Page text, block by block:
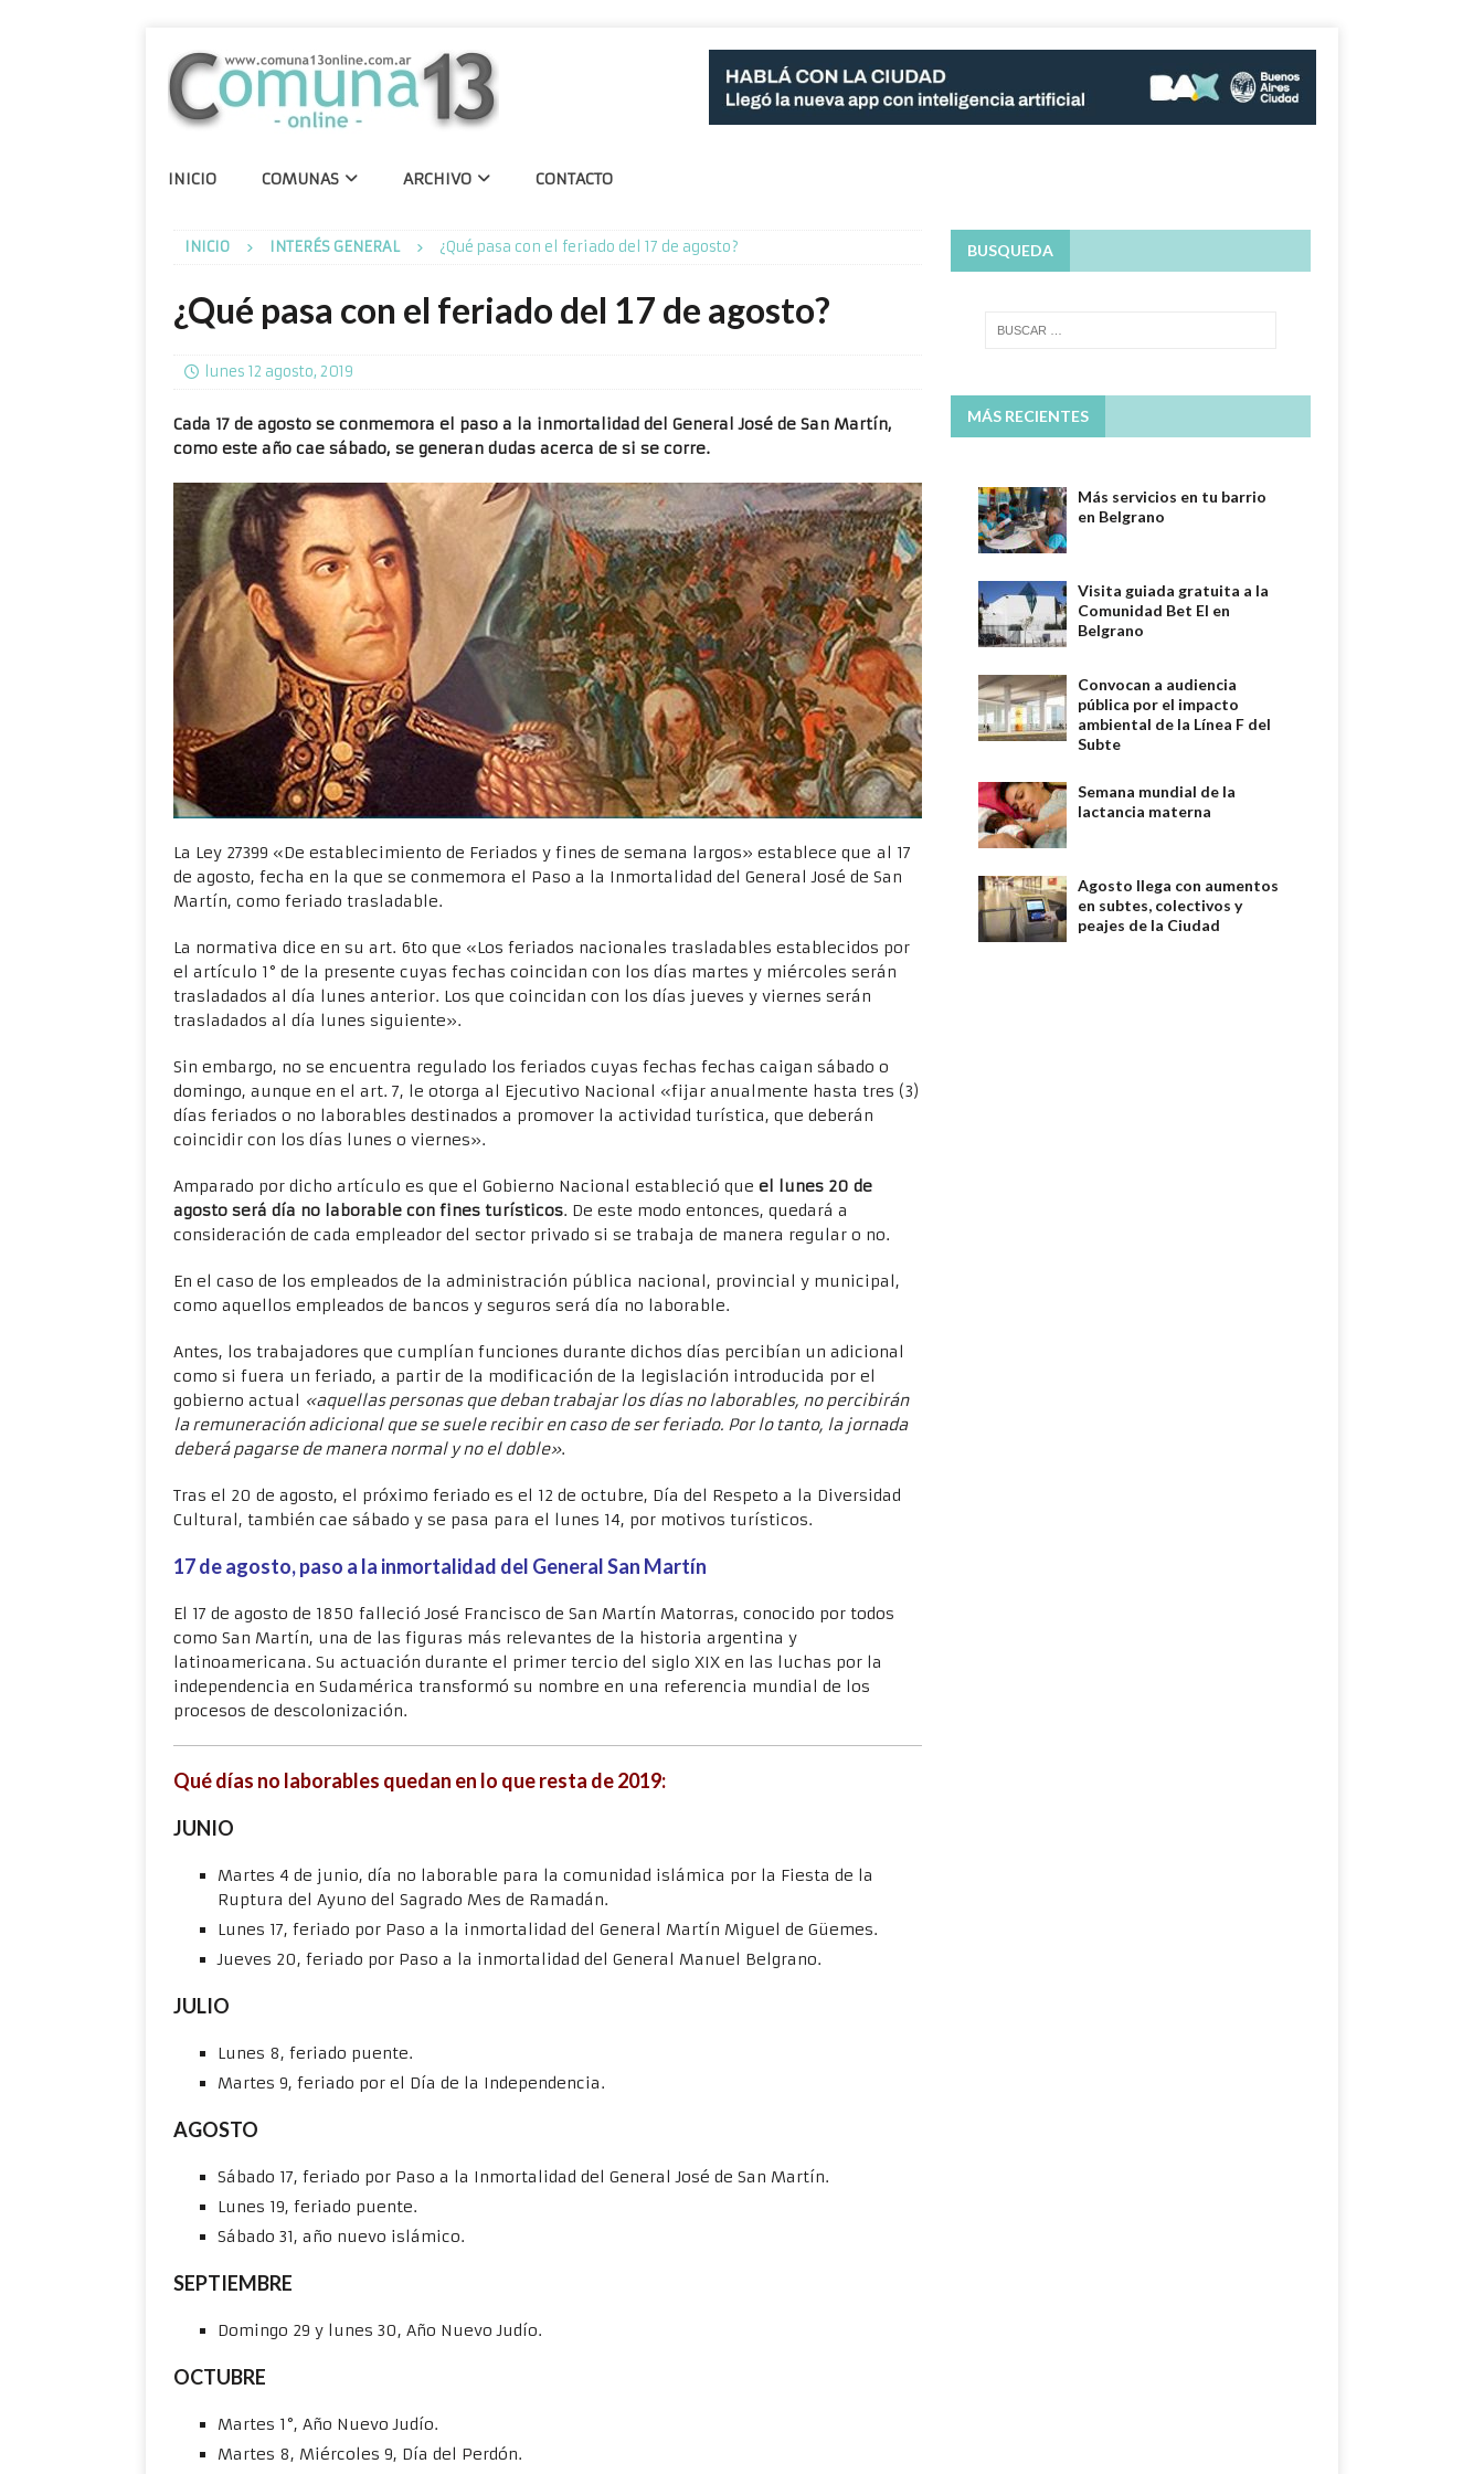
INICIO COMUNAS ARCHIVO CONTACTO
INICIO INTERÉS GENERAL ¿Qué pasa con el feriado del 17 de agosto?
¿Qué pasa con el feriado del 17 de agosto?
lunes 12 agosto, 2019
Cada 17 de agosto se conmemora el paso a la inmortalidad del General José de San Martín,
como este año cae sábado, se generan dudas acerca de si se corre.
La Ley 27399 «De establecimiento de Feriados y fines de semana largos» establece que al 17
de agosto, fecha en la que se conmemora el Paso a la Inmortalidad del General José de San
Martín, como feriado trasladable.
La normativa dice en su art. 6to que «Los feriados nacionales trasladables establecidos por
el artículo 1° de la presente cuyas fechas coincidan con los días martes y miércoles serán
trasladados al día lunes anterior. Los que coincidan con los días jueves y viernes serán
trasladados al día lunes siguiente».
Sin embargo, no se encuentra regulado los feriados cuyas fechas fechas caigan sábado o
domingo, aunque en el art. 7, le otorga al Ejecutivo Nacional «fijar anualmente hasta tres (3)
días feriados o no laborables destinados a promover la actividad turística, que deberán
coincidir con los días lunes o viernes».
Amparado por dicho artículo es que el Gobierno Nacional estableció que el lunes 20 de
agosto será día no laborable con fines turísticos. De este modo entonces, quedará a
consideración de cada empleador del sector privado si se trabaja de manera regular o no.
En el caso de los empleados de la administración pública nacional, provincial y municipal,
como aquellos empleados de bancos y seguros será día no laborable.
Antes, los trabajadores que cumplían funciones durante dichos días percibían un adicional
como si fuera un feriado, a partir de la modificación de la legislación introducida por el
gobierno actual «aquellas personas que deban trabajar los días no laborables, no percibirán
la remuneración adicional que se suele recibir en caso de ser feriado. Por lo tanto, la jornada
deberá pagarse de manera normal y no el doble».
Tras el 20 de agosto, el próximo feriado es el 12 de octubre, Día del Respeto a la Diversidad
Cultural, también cae sábado y se pasa para el lunes 14, por motivos turísticos.
17 de agosto, paso a la inmortalidad del General San Martín
El 17 de agosto de 1850 falleció José Francisco de San Martín Matorras, conocido por todos
como San Martín, una de las figuras más relevantes de la historia argentina y
latinoamericana. Su actuación durante el primer tercio del siglo XIX en las luchas por la
independencia en Sudamérica transformó su nombre en una referencia mundial de los
procesos de descolonización.
Qué días no laborables quedan en lo que resta de 2019:
JUNIO
Martes 4 de junio, día no laborable para la comunidad islámica por la Fiesta de la
Ruptura del Ayuno del Sagrado Mes de Ramadán.
Lunes 17, feriado por Paso a la inmortalidad del General Martín Miguel de Güemes.
Jueves 20, feriado por Paso a la inmortalidad del General Manuel Belgrano.
JULIO
Lunes 8, feriado puente.
Martes 9, feriado por el Día de la Independencia.
AGOSTO
Sábado 17, feriado por Paso a la Inmortalidad del General José de San Martín.
Lunes 19, feriado puente.
Sábado 31, año nuevo islámico.
SEPTIEMBRE
Domingo 29 y lunes 30, Año Nuevo Judío.
OCTUBRE
Martes 1°, Año Nuevo Judío.
Martes 8, Miércoles 9, Día del Perdón.
BUSQUEDA
MÁS RECIENTES
Más servicios en tu barrio
en Belgrano
Visita guiada gratuita a la
Comunidad Bet El en
Belgrano
Convocan a audiencia
pública por el impacto
ambiental de la Línea F del
Subte
Semana mundial de la
lactancia materna
Agosto llega con aumentos
en subtes, colectivos y
peajes de la Ciudad